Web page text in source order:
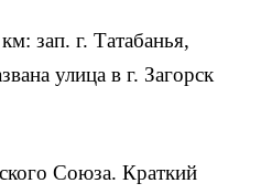
зап. г. Татабанья,
улица в г. Загорск
Союза. Краткий